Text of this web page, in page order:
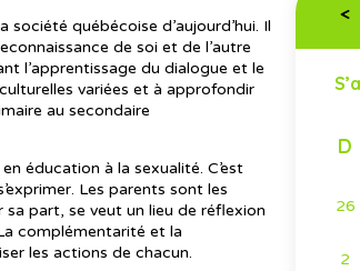
québécoise d’aujourd’hui. Il
de soi et de l’autre
l’apprentissage du dialogue et le
variées et à approfondir
au secondaire
éducation à la sexualité. C’est
Les parents sont les
sa part, se veut un lieu de réflexion
complémentarité et la
les actions de chacun.
<
D
26
2